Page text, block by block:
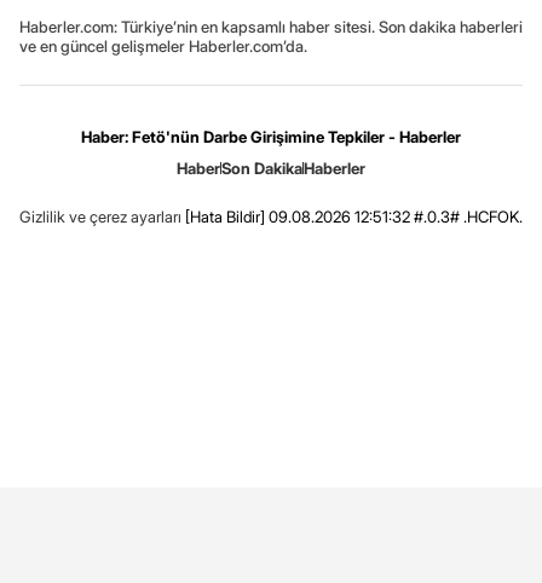
Haberler.com: Türkiye’nin en kapsamlı haber sitesi. Son dakika haberleri
ve en güncel gelişmeler Haberler.com’da.
Haber: Fetö'nün Darbe Girişimine Tepkiler - Haberler
HaberSon DakikaHaberler
Gizlilik ve çerez ayarları [Hata Bildir] 09.08.2026 12:51:32 #.0.3# .HCFOK.